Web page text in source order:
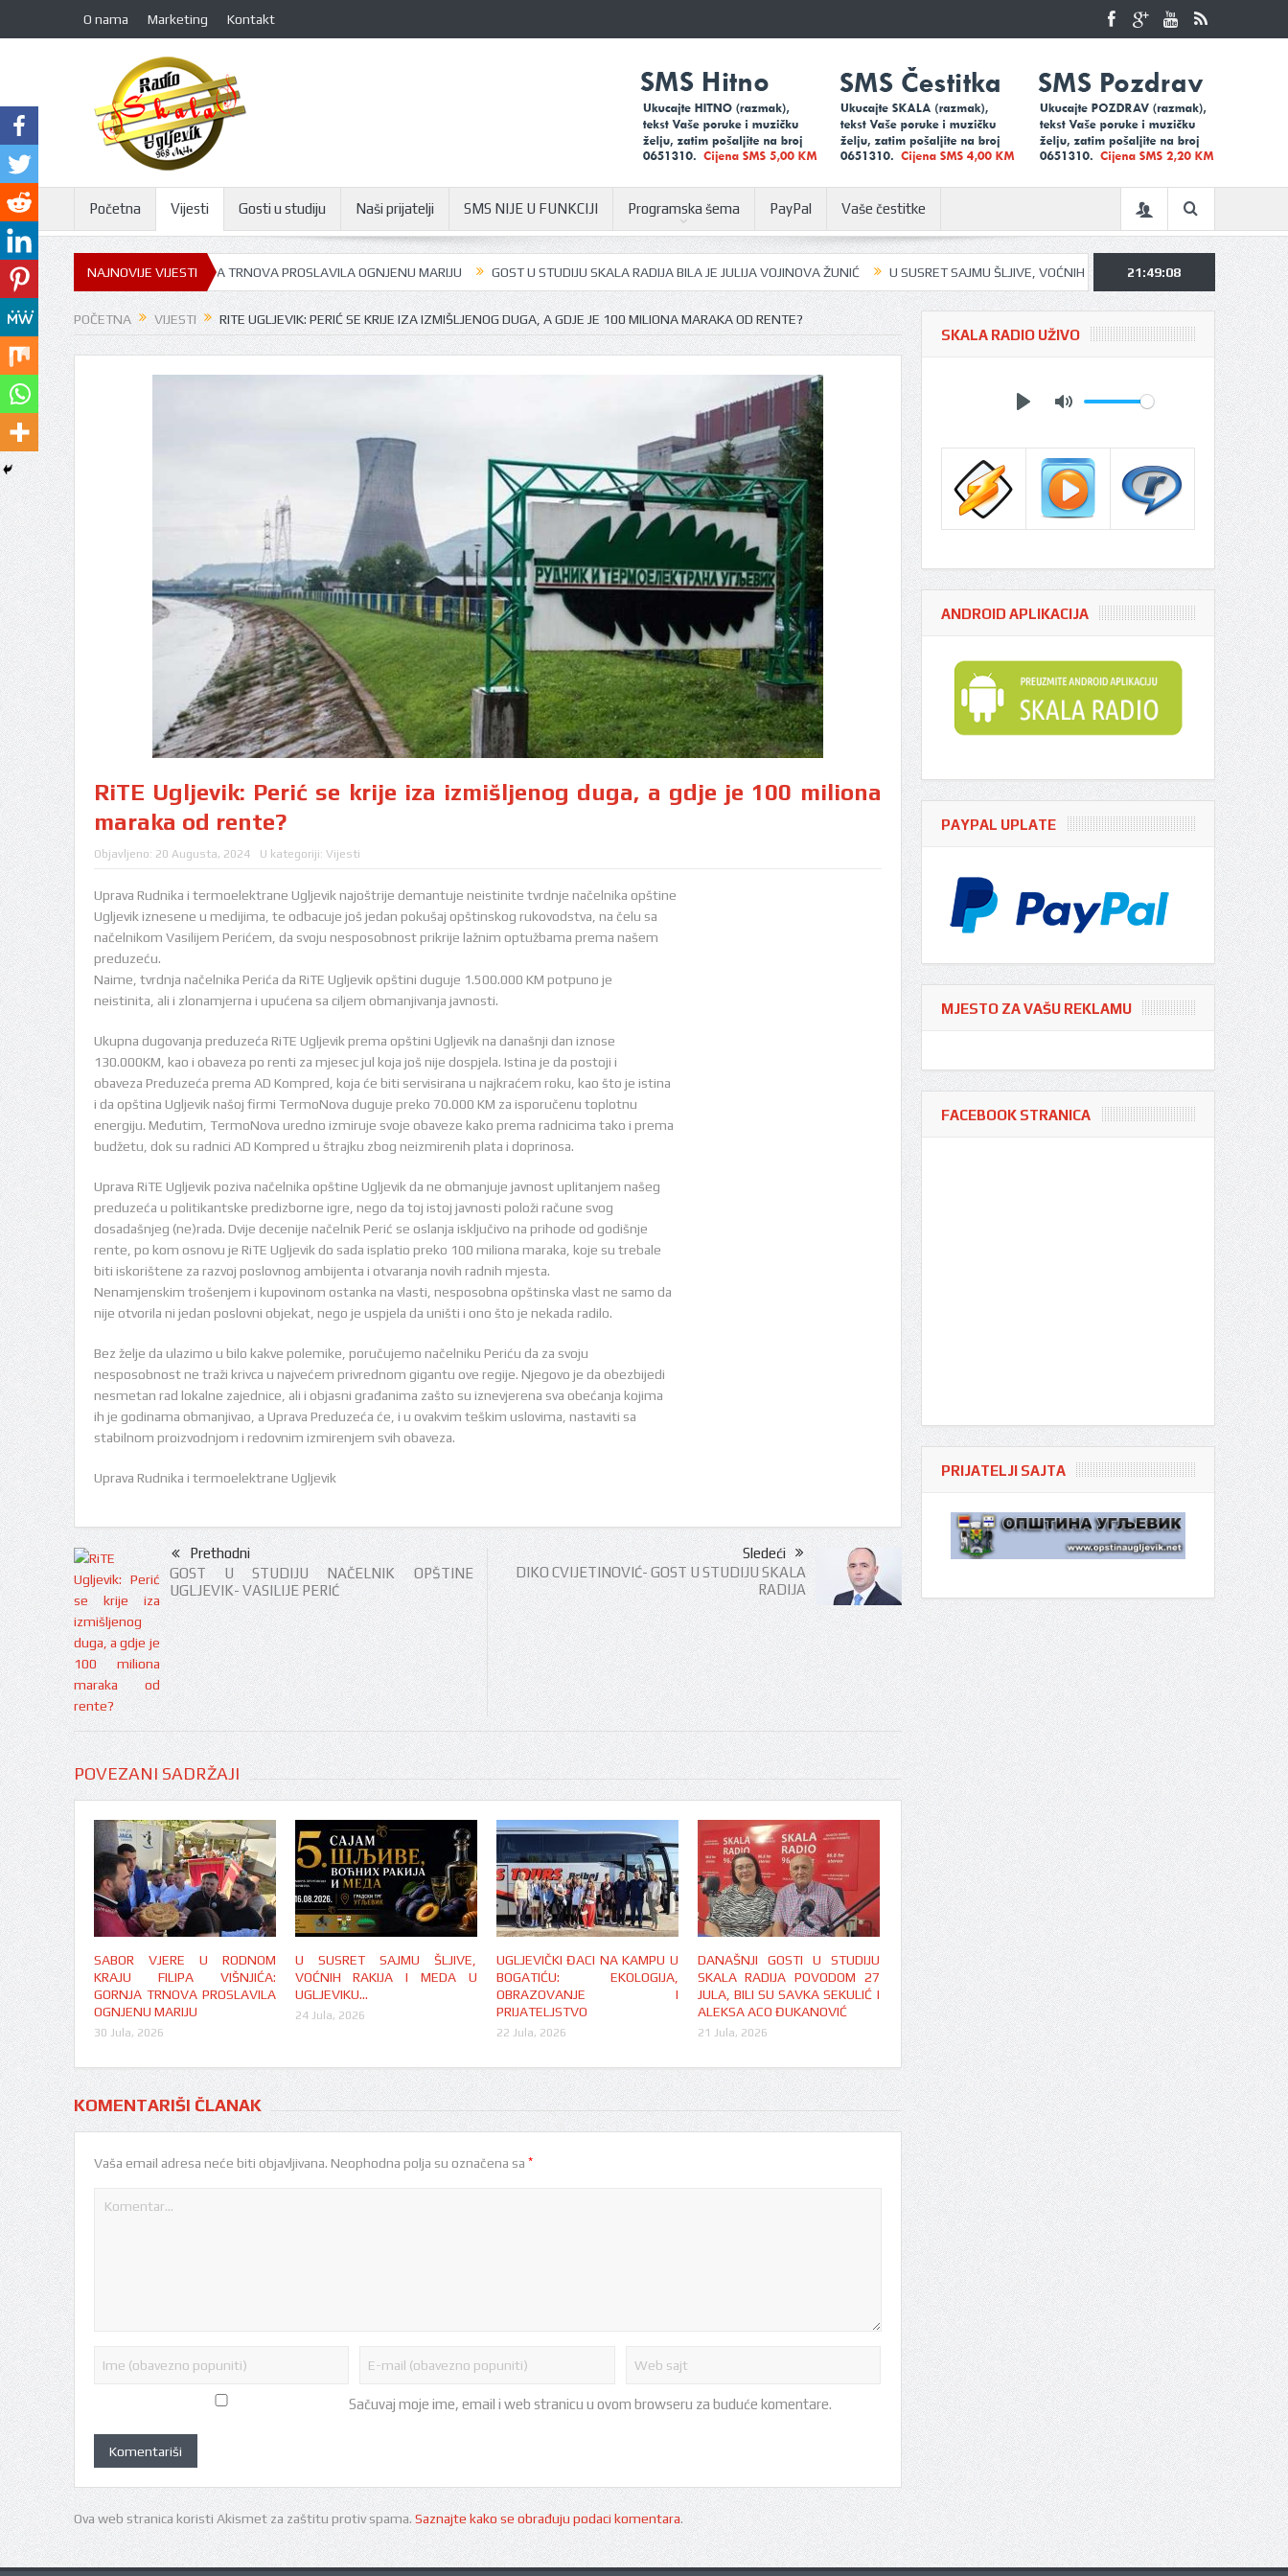
O nama Marketing Kontakt
Početna Vijesti Gosti u studiju Naši prijatelji SMS NIJE U FUNKCIJI Programska šema PayPal Vaše čestitke
NAJNOVIJE VIJESTI
FILIPA VIŠNJIĆA: GORNJA TRNOVA PROSLAVILA OGNJENU MARIJU GOST U STUDIJU SKALA RADIJA BILA JE JULIJA VOJINOVA ŽUNIĆ U SUSRET SAJMU ŠLJIVE, VOĆNIH RAKIJA I MEDA U UGLJEVIKU…
21:49:08
POČETNA VIJESTI RITE UGLJEVIK: PERIĆ SE KRIJE IZA IZMIŠLJENOG DUGA, A GDJE JE 100 MILIONA MARAKA OD RENTE?
RiTE Ugljevik: Perić se krije iza izmišljenog duga, a gdje je 100 miliona
maraka od rente?
Objavljeno: 20 Augusta, 2024 U kategoriji: Vijesti
Uprava Rudnika i termoelektrane Ugljevik najoštrije demantuje neistinite tvrdnje načelnika opštine
Ugljevik iznesene u medijima, te odbacuje još jedan pokušaj opštinskog rukovodstva, na čelu sa
načelnikom Vasilijem Perićem, da svoju nesposobnost prikrije lažnim optužbama prema našem
preduzeću.
Naime, tvrdnja načelnika Perića da RiTE Ugljevik opštini duguje 1.500.000 KM potpuno je
neistinita, ali i zlonamjerna i upućena sa ciljem obmanjivanja javnosti.
Ukupna dugovanja preduzeća RiTE Ugljevik prema opštini Ugljevik na današnji dan iznose
130.000KM, kao i obaveza po renti za mjesec jul koja još nije dospjela. Istina je da postoji i
obaveza Preduzeća prema AD Kompred, koja će biti servisirana u najkraćem roku, kao što je istina
i da opština Ugljevik našoj firmi TermoNova duguje preko 70.000 KM za isporučenu toplotnu
energiju. Međutim, TermoNova uredno izmiruje svoje obaveze kako prema radnicima tako i prema
budžetu, dok su radnici AD Kompred u štrajku zbog neizmirenih plata i doprinosa.
Uprava RiTE Ugljevik poziva načelnika opštine Ugljevik da ne obmanjuje javnost uplitanjem našeg
preduzeća u politikantske predizborne igre, nego da toj istoj javnosti položi račune svog
dosadašnjeg (ne)rada. Dvije decenije načelnik Perić se oslanja isključivo na prihode od godišnje
rente, po kom osnovu je RiTE Ugljevik do sada isplatio preko 100 miliona maraka, koje su trebale
biti iskorištene za razvoj poslovnog ambijenta i otvaranja novih radnih mjesta.
Nenamjenskim trošenjem i kupovinom ostanka na vlasti, nesposobna opštinska vlast ne samo da
nije otvorila ni jedan poslovni objekat, nego je uspjela da uništi i ono što je nekada radilo.
Bez želje da ulazimo u bilo kakve polemike, poručujemo načelniku Periću da za svoju
nesposobnost ne traži krivca u najvećem privrednom gigantu ove regije. Njegovo je da obezbijedi
nesmetan rad lokalne zajednice, ali i objasni građanima zašto su iznevjerena sva obećanja kojima
ih je godinama obmanjivao, a Uprava Preduzeća će, i u ovakvim teškim uslovima, nastaviti sa
stabilnom proizvodnjom i redovnim izmirenjem svih obaveza.
Uprava Rudnika i termoelektrane Ugljevik
Prethodni
GOST U STUDIJU NAČELNIK OPŠTINE
UGLJEVIK- VASILIJE PERIĆ
Sledeći
DIKO CVIJETINOVIĆ- GOST U STUDIJU SKALA
RADIJA
POVEZANI SADRŽAJI
SABOR VJERE U RODNOM
KRAJU FILIPA VIŠNJIĆA:
GORNJA TRNOVA PROSLAVILA
OGNJENU MARIJU
30 Jula, 2026
U SUSRET SAJMU ŠLJIVE,
VOĆNIH RAKIJA I MEDA U
UGLJEVIKU…
24 Jula, 2026
UGLJEVIČKI ĐACI NA KAMPU U
BOGATIĆU: EKOLOGIJA,
OBRAZOVANJE I
PRIJATELJSTVO
22 Jula, 2026
DANAŠNJI GOSTI U STUDIJU
SKALA RADIJA POVODOM 27
JULA, BILI SU SAVKA SEKULIĆ I
ALEKSA ACO ĐUKANOVIĆ
21 Jula, 2026
KOMENTARIŠI ČLANAK
Vaša email adresa neće biti objavljivana. Neophodna polja su označena sa *
Sačuvaj moje ime, email i web stranicu u ovom browseru za buduće komentare.
Ova web stranica koristi Akismet za zaštitu protiv spama. Saznajte kako se obrađuju podaci komentara.
SKALA RADIO UŽIVO
ANDROID APLIKACIJA
PAYPAL UPLATE
MJESTO ZA VAŠU REKLAMU
FACEBOOK STRANICA
PRIJATELJI SAJTA